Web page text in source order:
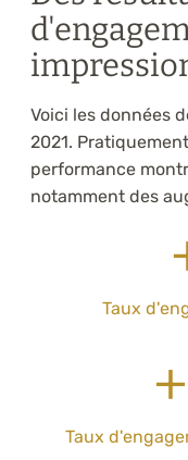
Voici les données
2021.
performance
notamment des
Taux
Taux